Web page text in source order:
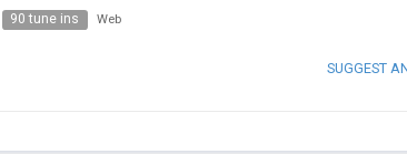
90 tune ins Web
SUGGEST